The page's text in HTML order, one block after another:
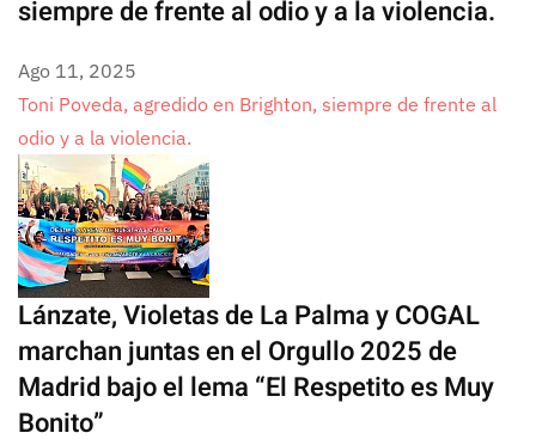
siempre de frente al odio y a la violencia.
Ago 11, 2025
Toni Poveda, agredido en Brighton, siempre de frente al
odio y a la violencia.
Lánzate, Violetas de La Palma y COGAL
marchan juntas en el Orgullo 2025 de
Madrid bajo el lema “El Respetito es Muy
Bonito”